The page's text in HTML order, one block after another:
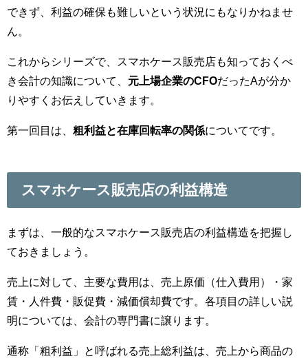
できず、利益の確保も難しいという状況にもなりかねませ
ん。
これからシリーズで、スマホケース販売店も知っておくべ
き会計の知識について、 元上場企業のCFOだったAが分か
りやすくお伝えしていきます。
第一回目は、 粗利益と在庫回転率の関係についてです。
スマホケース販売店の利益構造
まずは、一般的なスマホケース販売店の利益構造を把握し
ておきましょう。
売上に対して、主要な費用は、売上原価（仕入費用）・家
賃・人件費・販促費・減価償却費です。各項目の詳しい説
明については、会計の専門書に譲ります。
通称「粗利益」と呼ばれる売上総利益は、売上から商品の